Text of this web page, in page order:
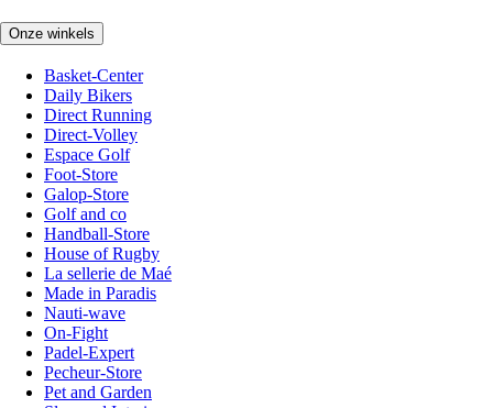
Onze winkels
Basket-Center
Daily Bikers
Direct Running
Direct-Volley
Espace Golf
Foot-Store
Galop-Store
Golf and co
Handball-Store
House of Rugby
La sellerie de Maé
Made in Paradis
Nauti-wave
On-Fight
Padel-Expert
Pecheur-Store
Pet and Garden